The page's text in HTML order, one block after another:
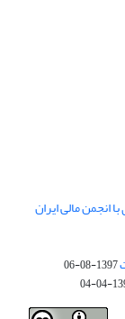
انجمن مالی ایران
1397-08-06